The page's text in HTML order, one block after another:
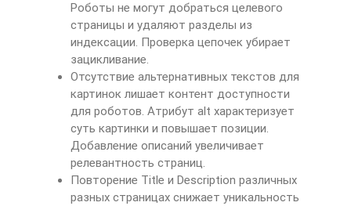
Роботы не могут добраться целевого
страницы и удаляют разделы из
индексации. Проверка цепочек убирает
зацикливание.
Отсутствие альтернативных текстов для
картинок лишает контент доступности
для роботов. Атрибут alt характеризует
суть картинки и повышает позиции.
Добавление описаний увеличивает
релевантность страниц.
Повторение Title и Description различных
разных страницах снижает уникальность